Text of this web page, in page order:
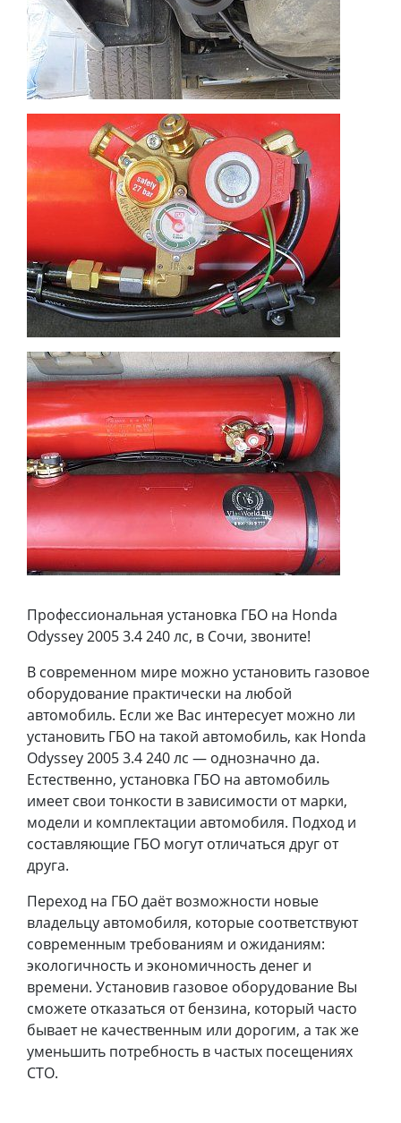
Профессиональная установка ГБО на Honda
Odyssey 2005 3.4 240 лс, в Сочи, звоните!
В современном мире можно установить газовое
оборудование практически на любой
автомобиль. Если же Вас интересует можно ли
установить ГБО на такой автомобиль, как Honda
Odyssey 2005 3.4 240 лс — однозначно да.
Естественно, установка ГБО на автомобиль
имеет свои тонкости в зависимости от марки,
модели и комплектации автомобиля. Подход и
составляющие ГБО могут отличаться друг от
друга.
Переход на ГБО даёт возможности новые
владельцу автомобиля, которые соответствуют
современным требованиям и ожиданиям:
экологичность и экономичность денег и
времени. Установив газовое оборудование Вы
сможете отказаться от бензина, который часто
бывает не качественным или дорогим, а так же
уменьшить потребность в частых посещениях
СТО.